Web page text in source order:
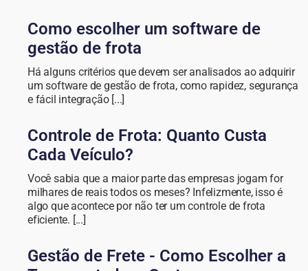
Como escolher um software de
gestão de frota
Há alguns critérios que devem ser analisados ao adquirir
um software de gestão de frota, como rapidez, segurança
e fácil integração [...]
Controle de Frota: Quanto Custa
Cada Veículo?
Você sabia que a maior parte das empresas jogam for
milhares de reais todos os meses? Infelizmente, isso é
algo que acontece por não ter um controle de frota
eficiente. [...]
Gestão de Frete - Como Escolher a